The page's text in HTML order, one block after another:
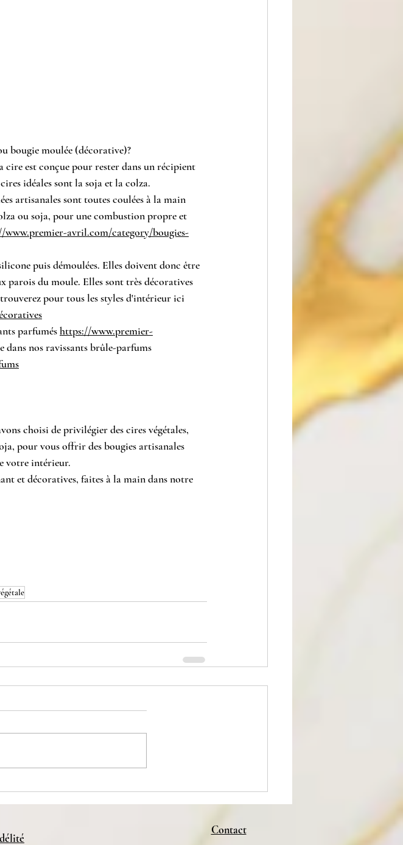
bougie moulée (décorative)?
cire est conçue pour rester dans un récipient
idéales sont la soja et la colza.
artisanales sont toutes coulées à la main
ou soja, pour une combustion propre et
www.premier-avril.com/category/bougies-
puis démoulées. Elles doivent donc être
parois du moule. Elles sont très décoratives
pour tous les styles d'intérieur ici
parfumés https://www.premier-
dans nos ravissants brûle-parfums
choisi de privilégier des cires végétales,
pour vous offrir des bougies artisanales
votre intérieur.
et décoratives, faites à la main dans notre
Contact